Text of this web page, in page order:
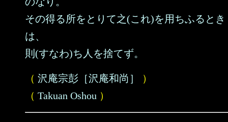
その得る所をとりて之(これ)を用ちふるとき
は、
則(すなわ)ち人を捨てず。
（ 沢庵宗彭［沢庵和尚］
）
（ Takuan Oshou ）